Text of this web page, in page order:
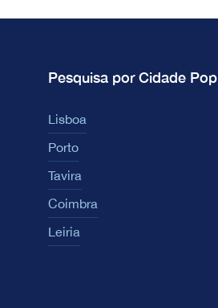
Pesquisa por Cidade
Lisboa
Porto
Tavira
Coimbra
Leiria